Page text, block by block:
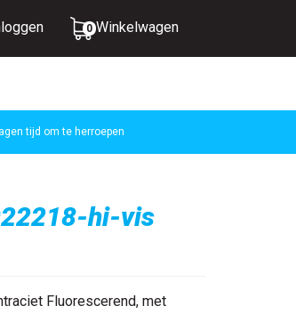
0 Winkelwagen
WINKELWAGEN IS LEEG.
tijd om te herroepen
hi-vis
Fluorescerend, met